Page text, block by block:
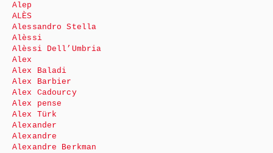
Alep
ALÈS
Alessandro Stella
Alèssi
Alèssi Dell’Umbria
Alex
Alex Baladi
Alex Barbier
Alex Cadourcy
Alex pense
Alex Türk
Alexander
Alexandre
Alexandre Berkman